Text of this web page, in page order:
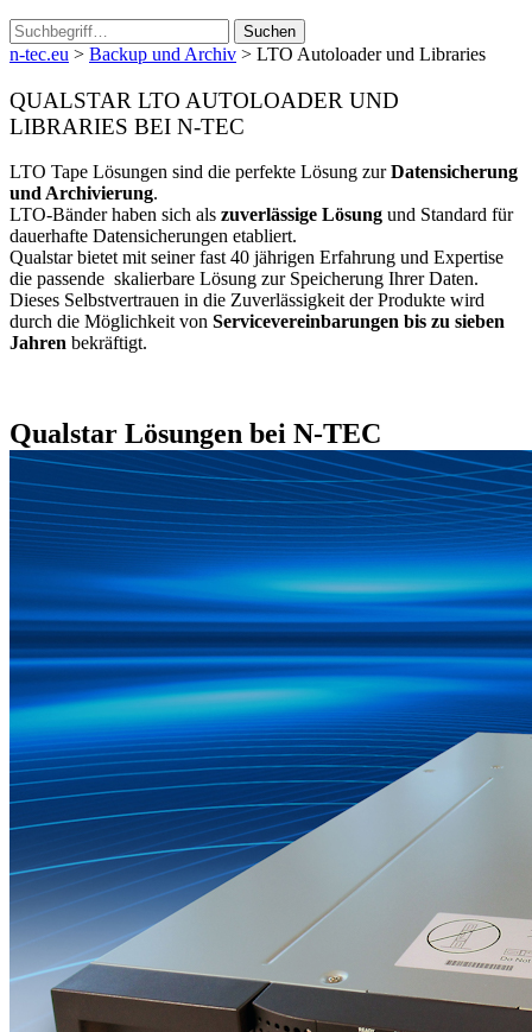
Suchen
n-tec.eu > Backup und Archiv > LTO Autoloader und Libraries
QUALSTAR LTO AUTOLOADER UND
LIBRARIES BEI N-TEC
LTO Tape Lösungen sind die perfekte Lösung zurDatensicherung
und Archivierung.
LTO-Bänder haben sich als zuverlässige Lösung und Standard für
dauerhafte Datensicherungen etabliert.
Qualstar bietet mit seiner fast 40 jährigen Erfahrung und Expertise
die passende skalierbare Lösung zur Speicherung Ihrer Daten.
Dieses Selbstvertrauen in die Zuverlässigkeit der Produkte wird
durch die Möglichkeit von Servicevereinbarungen bis zu sieben
Jahren bekräftigt.
Qualstar Lösungen bei N-TEC